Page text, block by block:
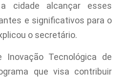
cidade alcançar esses
e significativos para o
o secretário.
Tecnológica de
que visa contribuir